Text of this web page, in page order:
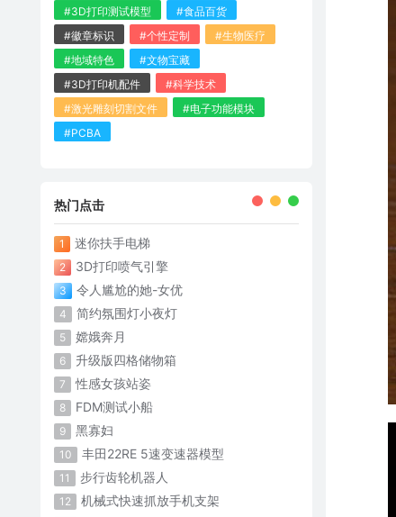
#3D打印测试模型
#食品百货
#徽章标识
#个性定制
#生物医疗
#地域特色
#文物宝藏
#3D打印机配件
#科学技术
#激光雕刻切割文件
#电子功能模块
#PCBA
热门点击
1 迷你扶手电梯
2 3D打印喷气引擎
3 令人尴尬的她-女优
4 简约氛围灯小夜灯
5 嫦娥奔月
6 升级版四格储物箱
7 性感女孩站姿
8 FDM测试小船
9 黑寡妇
10 丰田22RE 5速变速器模型
11 步行齿轮机器人
12 机械式快速抓放手机支架